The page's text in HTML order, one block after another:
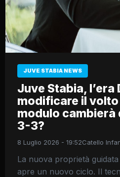
JUVE STABIA NEWS
Juve Stabia, l’era
modificare il volto
modulo
3-3?
8 Luglio 2026 - 19:52Catello
La nuova proprietà
apre un nuovo ciclo. Il